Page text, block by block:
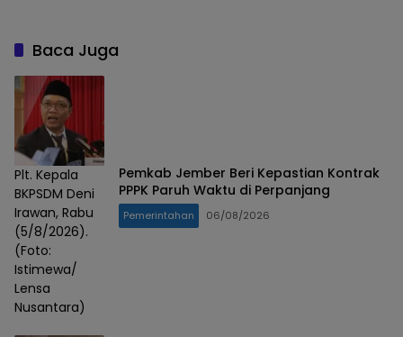
Baca Juga
Plt. Kepala
BKPSDM Deni
Irawan, Rabu
(5/8/2026).
(Foto:
Istimewa/
Lensa
Nusantara)
Pemkab Jember Beri Kepastian Kontrak
PPPK Paruh Waktu di Perpanjang
Pemerintahan 06/08/2026